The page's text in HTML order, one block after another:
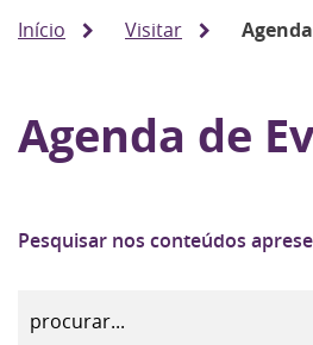
Início Visitar
Agenda de
Pesquisar nos conteúdos